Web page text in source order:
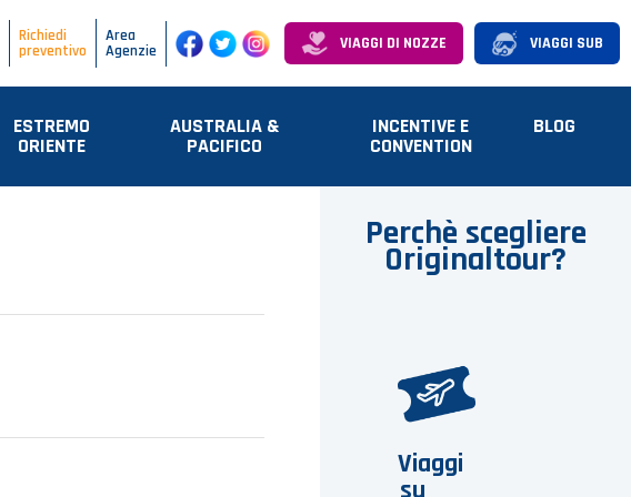
Richiedi
preventivo
Area
Agenzie VIAGGI DI NOZZE VIAGGI SUB
ESTREMO
ORIENTE
AUSTRALIA &
PACIFICO
INCENTIVE E
CONVENTION
BLOG
Perchè scegliere
Originaltour?
Viaggi
su